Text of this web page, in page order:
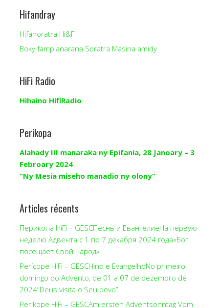
Hifandray
Hifanoratra Hi&Fi
Boky fampianarana Soratra Masina amidy
HiFi Radio
Hihaino HifiRadio
Perikopa
Alahady III manaraka ny Epifania, 28 Janoary – 3
Febroary 2024
“Ny Mesia miseho manadio ny olony”
Articles récents
Перикопа HiFi – GESCПеснь и ЕвангелиеНа первую
неделю Адвента с 1 по 7 декабря 2024 года«Бог
посещает Свой народ»
Perícope HiFi – GESCHino e EvangelhoNo primeiro
domingo do Advento, de 01 a 07 de dezembro de
2024“Deus visita o Seu povo”
Perikope HiFi – GESCAm ersten Adventsonntag Vom